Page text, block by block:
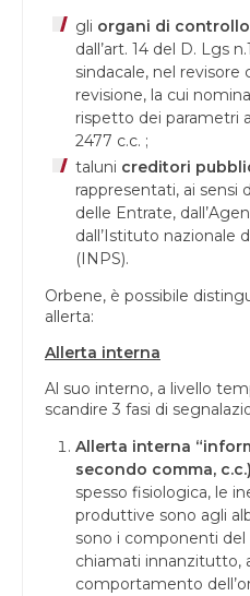
gli organi di
dall’art. 14 del D. Lgs
sindacale, nel revisore
revisione, la cui
rispetto dei parametri
2477 c.c. ;
taluni creditori
rappresentati, ai sensi
delle Entrate,
dall’Istituto nazionale
(INPS).
Orbene, è possibile
allerta:
Allerta interna
Al suo interno, a livello
scandire 3 fasi di
Allerta interna
secondo comma, c.c.)
spesso fisiologica, le
produttive sono agli
sono i componenti del
chiamati innanzitutto,
comportamento